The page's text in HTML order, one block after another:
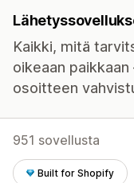
Kaikki, mitä
oikeaan
osoitteen
951 sovellusta
Built for Shopify